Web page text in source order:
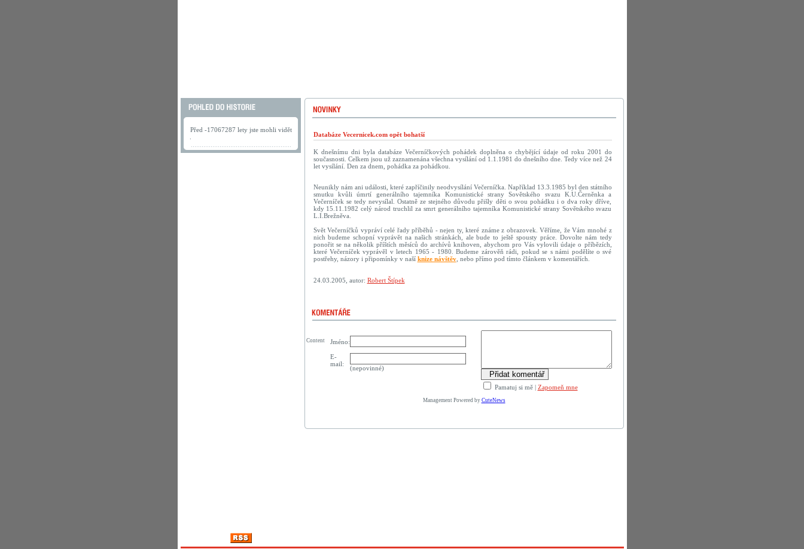
Před -17067287 lety jste mohli vidět
Databáze Vecernicek.com opět bohatší
K dnešnímu dni byla databáze Večerníčkových pohádek doplněna o chybějící údaje od roku 2001 do
současnosti. Celkem jsou už zaznamenána všechna vysílání od 1.1.1981 do dnešního dne. Tedy více než 24
let vysílání. Den za dnem, pohádka za pohádkou.
Neunikly nám ani události, které zapříčinily neodvysílání Večerníčka. Například 13.3.1985 byl den státního
smutku kvůli úmrtí generálního tajemníka Komunistické strany Sovětského svazu K.U.Černěnka a
Večerníček se tedy nevysílal. Ostatně ze stejného důvodu přišly děti o svou pohádku i o dva roky dříve,
kdy 15.11.1982 celý národ truchlil za smrt generálního tajemníka Komunistické strany Sovětského svazu
L.I.Brežněva.
Svět Večerníčků vypráví celé řady příběhů - nejen ty, které známe z obrazovek. Věříme, že Vám mnohé z
nich budeme schopní vyprávět na našich stránkách, ale bude to ještě spousty práce. Dovolte nám tedy
ponořit se na několik příštích měsíců do archívů knihoven, abychom pro Vás vylovili údaje o příbězích,
které Večerníček vyprávěl v letech 1965 - 1980. Budeme zárověň rádi, pokud se s námi podělíte o své
postřehy, názory i připomínky v naší knize návštěv, nebo přímo pod tímto článkem v komentářích.
24.03.2005, autor: Robert Štípek
Jméno:
Pamatuj si mě| Zapomeň mne
E-
mail:
(nepovinné)
Content
Management Powered by CuteNews